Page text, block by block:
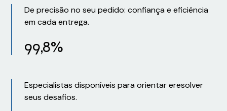
De precisão no seu pedido: confiança e eficiência
em cada entrega.
99,8%
Especialistas disponíveis para orientar eresolver
seus desafios.